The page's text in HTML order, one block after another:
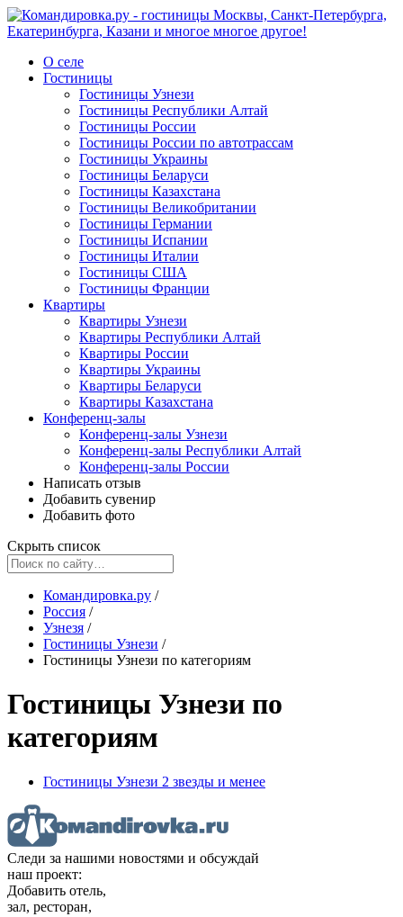
О селе
Гостиницы
Гостиницы Узнези
Гостиницы Республики Алтай
Гостиницы России
Гостиницы России по автотрассам
Гостиницы Украины
Гостиницы Беларуси
Гостиницы Казахстана
Гостиницы Великобритании
Гостиницы Германии
Гостиницы Испании
Гостиницы Италии
Гостиницы США
Гостиницы Франции
Квартиры
Квартиры Узнези
Квартиры Республики Алтай
Квартиры России
Квартиры Украины
Квартиры Беларуси
Квартиры Казахстана
Конференц-залы
Конференц-залы Узнези
Конференц-залы Республики Алтай
Конференц-залы России
Написать отзыв
Добавить сувенир
Добавить фото
Скрыть список
Командировка.ру /
Россия /
Узнезя /
Гостиницы Узнези /
Гостиницы Узнези по категориям
Гостиницы Узнези по
категориям
Гостиницы Узнези 2 звезды и менее
Следи за нашими новостями и обсуждай
наш проект:
Добавить отель,
зал, ресторан,